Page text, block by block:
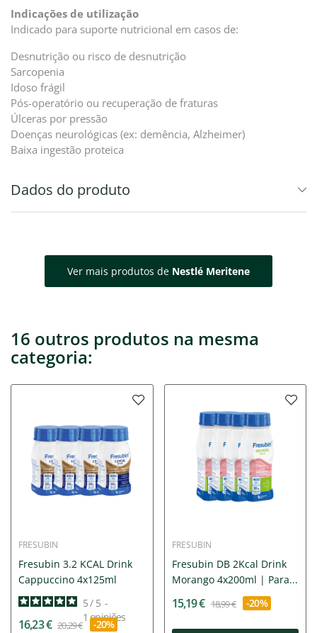
Indicações de utilização
Indicado para suporte nutricional em casos de:
Desnutrição ou risco de desnutrição
Sarcopenia
Idoso frágil
Pós-operatório ou recuperação de fraturas
Úlceras por pressão
Doenças neurológicas (ex: demência, Alzheimer)
Baixa ingestão proteica
Dados do produto
Ver mais produtos de Nestlé Meritene
16 outros produtos na mesma
categoria:
FRESUBIN
Fresubin 3.2 KCAL Drink
Cappuccino 4x125ml
5/ 5 -
1opiniões
16,23 € 20,29 € -20%
FRESUBIN
Fresubin DB 2Kcal Drink
Morango 4x200ml | Para...
15,19 € 18,99 € -20%